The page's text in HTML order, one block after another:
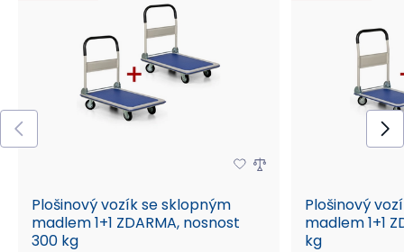
Plošinový vozík se sklopným
madlem 1+1 ZDARMA, nosnost
300 kg
Plošinový
madlem 1+1
kg